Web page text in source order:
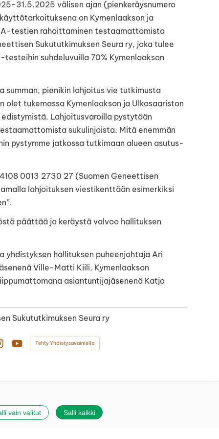
31.5.2025 välisen ajan (pienkeräysnumero
on Kymenlaakson ja
testien rahoittaminen testaamattomista
Sukututkimuksen Seura ry, joka tulee
suhdeluvuilla 70% Kymenlaakson
summan, pienikin lahjoitus vie tutkimusta
tukemassa Kymenlaakson ja Ulkosaariston
Lahjoitusvaroilla pystytään
sukulinjoista. Mitä enemmän
pystymme jatkossa tutkimaan alueen asutus-
0013 2730 27 (Suomen Geneettisen
lahjoituksen viestikenttään esimerkiksi
päättää ja keräystä valvoo hallituksen
yhdistyksen hallituksen puheenjohtaja Ari
Ville-Matti Kiili, Kymenlaakson
asiantuntijajäsenenä Katja
Sukututkimuksen Seura ry
Tehty Yhdistysavaimella
vain valitut Salli kaikki